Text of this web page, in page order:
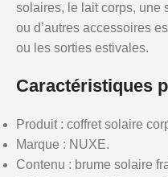
solaires, le lait corps, une
ou d’autres accessoires
ou les sorties estivales.
Caractéristiques
Produit : coffret solaire
Marque : NUXE.
Contenu : brume solaire